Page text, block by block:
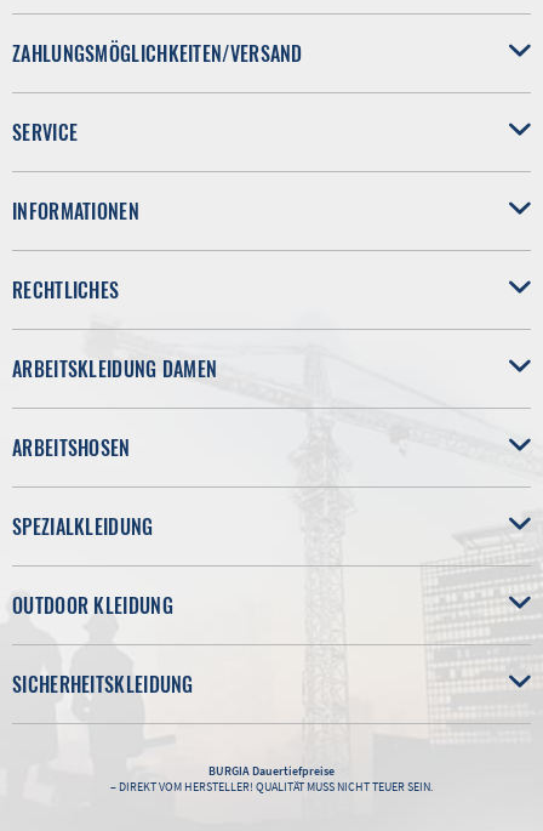
ZAHLUNGSMÖGLICHKEITEN/VERSAND
SERVICE
INFORMATIONEN
RECHTLICHES
ARBEITSKLEIDUNG DAMEN
ARBEITSHOSEN
SPEZIALKLEIDUNG
OUTDOOR KLEIDUNG
SICHERHEITSKLEIDUNG
BURGIADauertiefpreise
– DIREKT VOM HERSTELLER! QUALITÄT MUSS NICHT TEUER SEIN.